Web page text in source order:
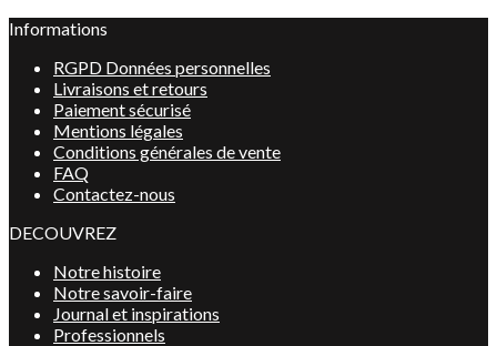
Informations
RGPD Données personnelles
Livraisons et retours
Paiement sécurisé
Mentions légales
Conditions générales de vente
FAQ
Contactez-nous
DECOUVREZ
Notre histoire
Notre savoir-faire
Journal et inspirations
Professionnels